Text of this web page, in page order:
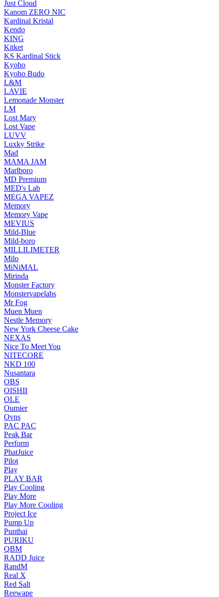
Just Cloud
Kanom ZERO NIC
Kardinal Kristal
Kendo
KING
Kitket
KS Kardinal Stick
Kyoho
Kyoho Budo
L&M
LAVIE
Lemonade Monster
LM
Lost Mary
Lost Vape
LUVV
Luxky Strike
Mad
MAMA JAM
Marlboro
MD Premium
MED's Lab
MEGA VAPEZ
Memory
Memory Vape
MEVIUS
Mild-Blue
Mild-boro
MILLILIMETER
Milo
MiNiMAL
Mirinda
Monster Factory
Monstervapelabs
Mr Fog
Muen Muen
Nestle Memory
New York Cheese Cake
NEXAS
Nice To Meet You
NITECORE
NKD 100
Nusantara
OBS
OISHII
OLE
Oumier
Ovns
PAC PAC
Peak Bar
Perform
PhatJuice
Pilot
Play
PLAY BAR
Play Cooling
Play More
Play More Cooling
Project Ice
Pump Up
Punthai
PURIKU
QBM
RADD Juice
RandM
Real X
Red Salt
Reewape